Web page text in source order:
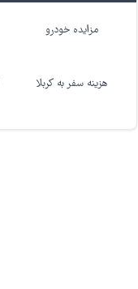
مزایده خودرو
هزینه سفر به کربلا